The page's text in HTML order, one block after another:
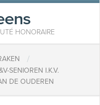
HONORAIRE
/
SENIOREN I.K.V.
DE OUDEREN